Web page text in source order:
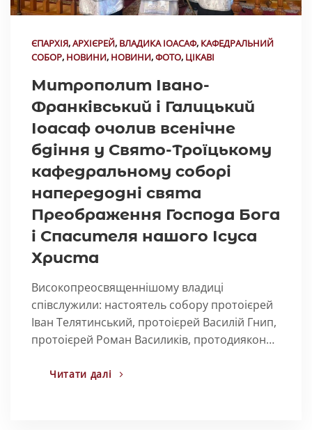
ЄПАРХІЯ,АРХІЄРЕЙ, ВЛАДИКА ІОАСАФ, КАФЕДРАЛЬНИЙ
СОБОР, НОВИНИ, НОВИНИ,ФОТО, ЦІКАВІ
Митрополит Івано-
Франківський і Галицький
Іоасаф очолив всенічне
бдіння у Свято-Троїцькому
кафедральному соборі
напередодні свята
Преображення Господа Бога
і Спасителя нашого Ісуса
Христа
Високопреосвященнішому владиці
співслужили: настоятель собору протоієрей
Іван Телятинський, протоієрей Василій Гнип,
протоієрей Роман Василиків, протодиякон…
Читати далі